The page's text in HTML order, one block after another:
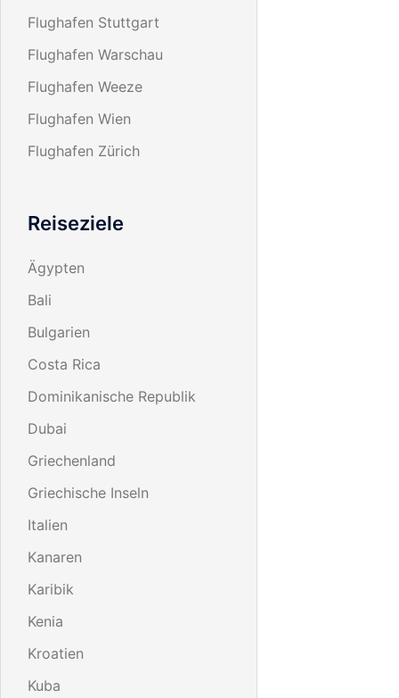
Flughafen Stuttgart
Flughafen Warschau
Flughafen Weeze
Flughafen Wien
Flughafen Zürich
Reiseziele
Ägypten
Bali
Bulgarien
Costa Rica
Dominikanische Republik
Dubai
Griechenland
Griechische Inseln
Italien
Kanaren
Karibik
Kenia
Kroatien
Kuba